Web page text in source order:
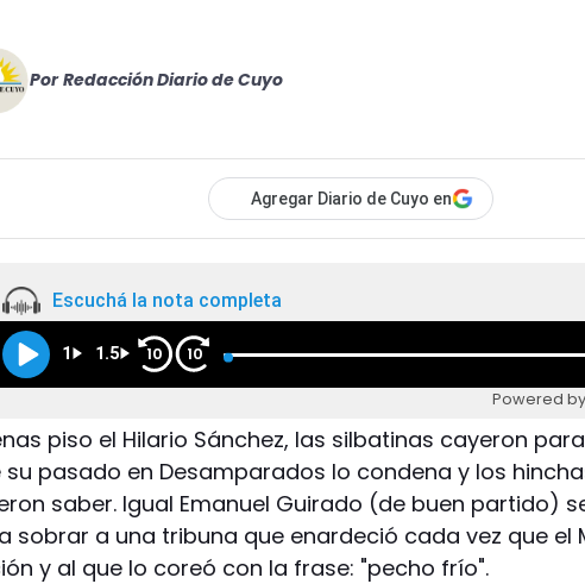
Por Redacción Diario de Cuyo
Agregar Diario de Cuyo en
Escuchá la nota completa
1 1.5 10 10
Powered
piso el Hilario Sánchez, las silbatinas cayeron
su pasado en Desamparados lo condena y los
saber. Igual Emanuel Guirado (de buen partido)
sobrar a una tribuna que enardeció cada vez que el
y al que lo coreó con la frase: "pecho frío".